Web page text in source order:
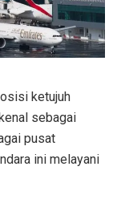
ketujuh
sebagai
pusat
ini melayani